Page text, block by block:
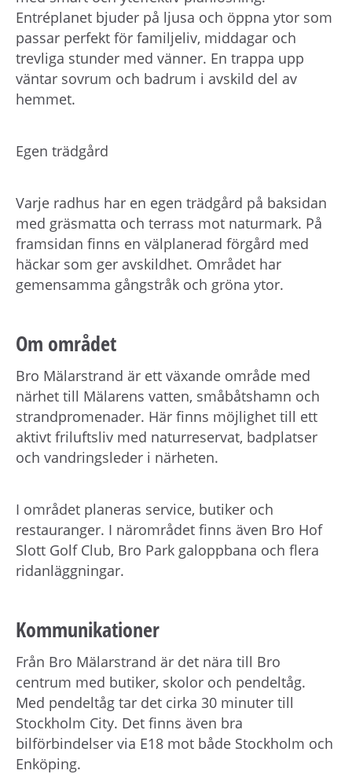
Entréplanet bjuder på ljusa och öppna ytor som
passar perfekt för familjeliv, middagar och
trevliga stunder med vänner. En trappa upp
väntar sovrum och badrum i avskild del av
hemmet.
Egen trädgård
Varje radhus har en egen trädgård på baksidan
med gräsmatta och terrass mot naturmark. På
framsidan finns en välplanerad förgård med
häckar som ger avskildhet. Området har
gemensamma gångstråk och gröna ytor.
Om området
Bro Mälarstrand är ett växande område med
närhet till Mälarens vatten, småbåtshamn och
strandpromenader. Här finns möjlighet till ett
aktivt friluftsliv med naturreservat, badplatser
och vandringsleder i närheten.
I området planeras service, butiker och
restauranger. I närområdet finns även Bro Hof
Slott Golf Club, Bro Park galoppbana och flera
ridanläggningar.
Kommunikationer
Från Bro Mälarstrand är det nära till Bro
centrum med butiker, skolor och pendeltåg.
Med pendeltåg tar det cirka 30 minuter till
Stockholm City. Det finns även bra
bilförbindelser via E18 mot både Stockholm och
Enköping.